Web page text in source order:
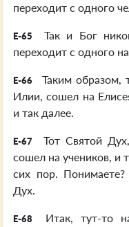
переходит с одного
E-65
Так и Бог
переходит с одного
E-66
Таким
Илии, сошел на
и так далее.
E-67
Тот Святой
сошел на учеников, и
сих пор.
Дух.
E-68
Итак, тут-то